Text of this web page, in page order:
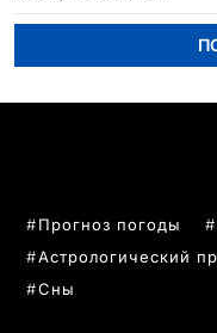
Прогноз погоды
Астрологический
Сны